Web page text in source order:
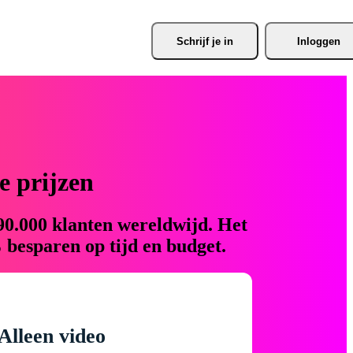
Schrijf je in Inloggen
prijzen
klanten wereldwijd. Het
op tijd en budget.
video